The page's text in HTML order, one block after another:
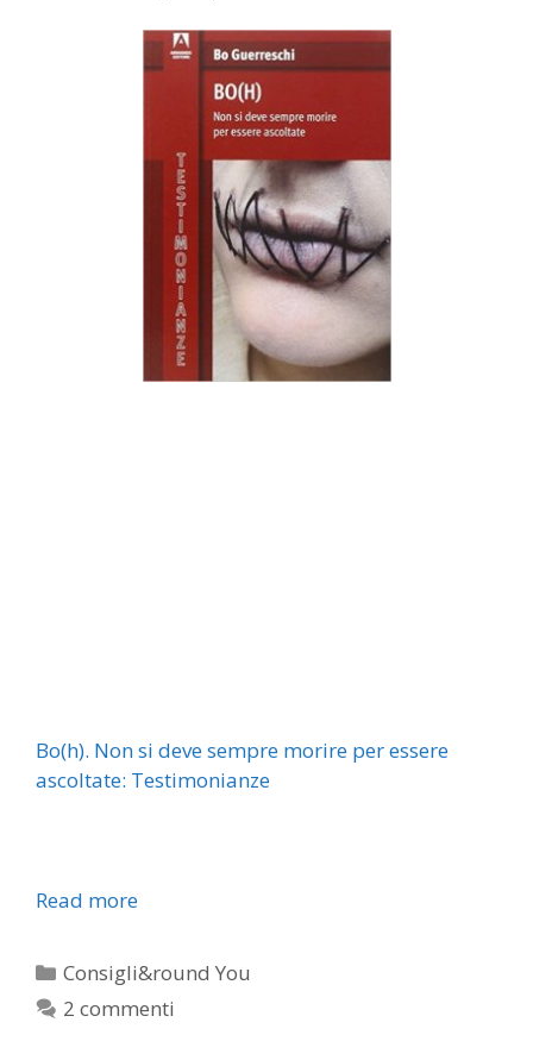
Bo(h). Non si deve sempre morire per essere
ascoltate: Testimonianze
Read more
Categorie
Consigli&round You
2 commenti